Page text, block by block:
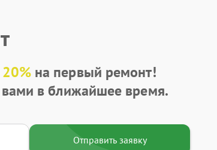
на первый ремонт!
в ближайшее время.
Отправить заявку